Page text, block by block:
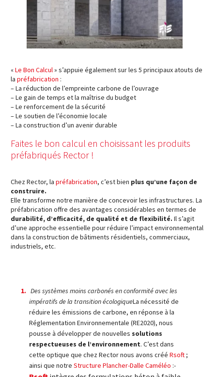
«Le Bon Calcul» s’appuie également sur les 5 principaux atouts de
la préfabrication :
– La réduction de l’empreinte carbone de l’ouvrage
– Le gain de temps et la maîtrise du budget
– Le renforcement de la sécurité
– Le soutien de l’économie locale
– La construction d’un avenir durable
Faites le bon calcul en choisissant les produits
préfabriqués Rector !
Chez Rector, la préfabrication, c’est bien plus qu’une façon de
construire.
Elle transforme notre manière de concevoir les infrastructures. La
préfabrication offre des avantages considérables en termes de
durabilité, d’efficacité, de qualité et de flexibilité. Il s’agit
d’une approche essentielle pour réduire l’impact environnemental
dans la construction de bâtiments résidentiels, commerciaux,
industriels, etc.
Des systèmes moins carbonés en conformité avec les
impératifs de la transition écologiqueLa nécessité de
réduire les émissions de carbone, en réponse à la
Réglementation Environnementale (RE2020), nous
pousse à développer de nouvelles solutions
respectueuses de l’environnement. C’est dans
cette optique que chez Rector nous avons créé Rsoft ;
ainsi que notre Structure Plancher-Dalle Caméléo :-